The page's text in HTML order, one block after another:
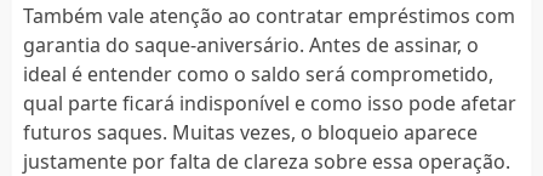
Também vale atenção ao contratar empréstimos com
garantia do saque-aniversário. Antes de assinar, o
ideal é entender como o saldo será comprometido,
qual parte ficará indisponível e como isso pode afetar
futuros saques. Muitas vezes, o bloqueio aparece
justamente por falta de clareza sobre essa operação.